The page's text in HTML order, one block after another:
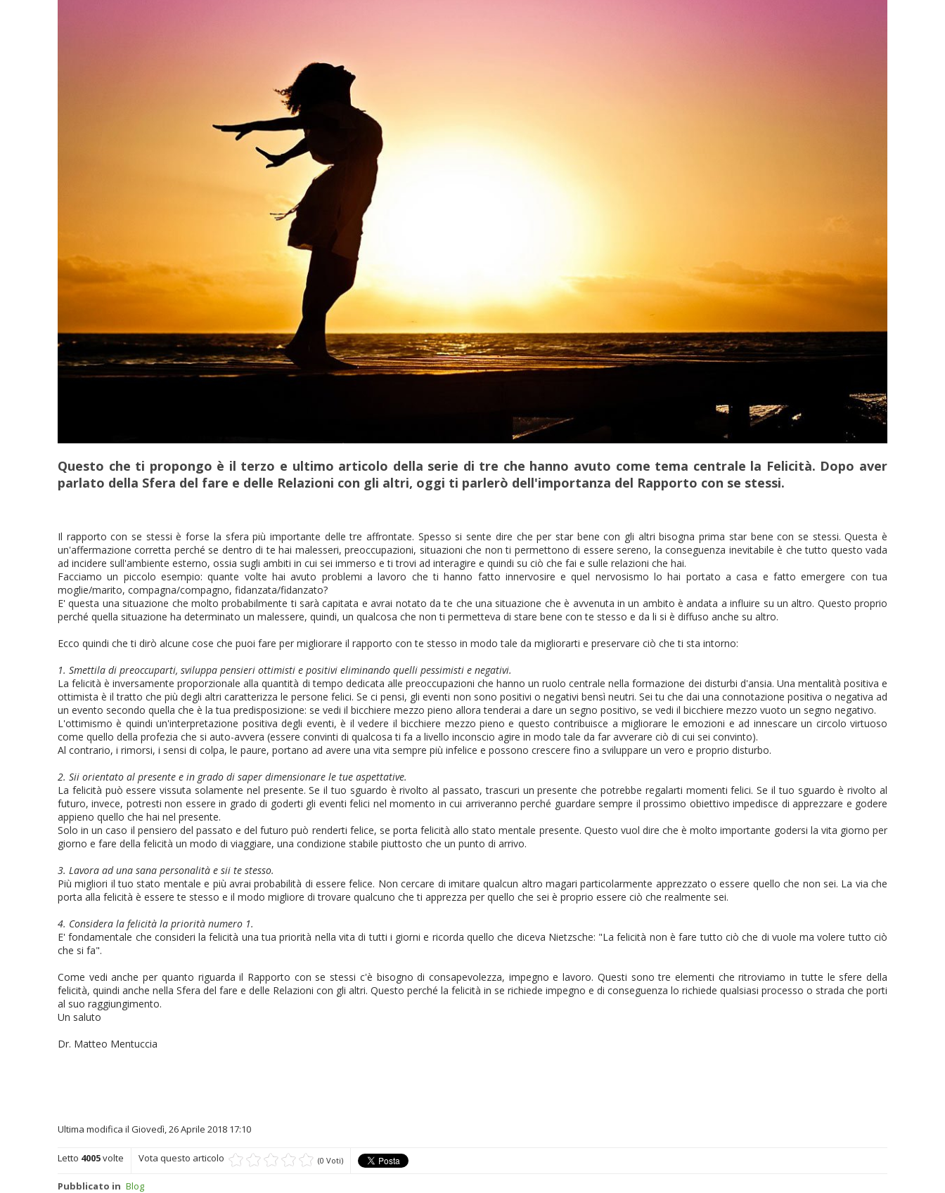
Questo che ti propongo è il terzo e ultimo articolo della serie di tre che hanno avuto come tema centrale la Felicità. Dopo aver
parlato della Sfera del fare e delle Relazioni con gli altri, oggi ti parlerò dell'importanza del Rapporto con se stessi.
Il rapporto con se stessi è forse la sfera più importante delle tre affrontate. Spesso si sente dire che per star bene con gli altri bisogna prima star bene con se stessi. Questa è
un'affermazione corretta perché se dentro di te hai malesseri, preoccupazioni, situazioni che non ti permettono di essere sereno, la conseguenza inevitabile è che tutto questo vada
ad incidere sull'ambiente esterno, ossia sugli ambiti in cui sei immerso e ti trovi ad interagire e quindi su ciò che fai e sulle relazioni che hai.
Facciamo un piccolo esempio: quante volte hai avuto problemi a lavoro che ti hanno fatto innervosire e quel nervosismo lo hai portato a casa e fatto emergere con tua
moglie/marito, compagna/compagno, fidanzata/fidanzato?
E' questa una situazione che molto probabilmente ti sarà capitata e avrai notato da te che una situazione che è avvenuta in un ambito è andata a influire su un altro. Questo proprio
perché quella situazione ha determinato un malessere, quindi, un qualcosa che non ti permetteva di stare bene con te stesso e da li si è diffuso anche su altro.
Ecco quindi che ti dirò alcune cose che puoi fare per migliorare il rapporto con te stesso in modo tale da migliorarti e preservare ciò che ti sta intorno:
1. Smettila di preoccuparti, sviluppa pensieri ottimisti e positivi eliminando quelli pessimisti e negativi.
La felicità è inversamente proporzionale alla quantità di tempo dedicata alle preoccupazioni che hanno un ruolo centrale nella formazione dei disturbi d'ansia. Una mentalità positiva e
ottimista è il tratto che più degli altri caratterizza le persone felici. Se ci pensi, gli eventi non sono positivi o negativi bensì neutri. Sei tu che dai una connotazione positiva o negativa ad
un evento secondo quella che è la tua predisposizione: se vedi il bicchiere mezzo pieno allora tenderai a dare un segno positivo, se vedi il bicchiere mezzo vuoto un segno negativo.
L'ottimismo è quindi un'interpretazione positiva degli eventi, è il vedere il bicchiere mezzo pieno e questo contribuisce a migliorare le emozioni e ad innescare un circolo virtuoso
come quello della profezia che si auto-avvera (essere convinti di qualcosa ti fa a livello inconscio agire in modo tale da far avverare ciò di cui sei convinto).
Al contrario, i rimorsi, i sensi di colpa, le paure, portano ad avere una vita sempre più infelice e possono crescere fino a sviluppare un vero e proprio disturbo.
2. Sii orientato al presente e in grado di saper dimensionare le tue aspettative.
La felicità può essere vissuta solamente nel presente. Se il tuo sguardo è rivolto al passato, trascuri un presente che potrebbe regalarti momenti felici. Se il tuo sguardo è rivolto al
futuro, invece, potresti non essere in grado di goderti gli eventi felici nel momento in cui arriveranno perché guardare sempre il prossimo obiettivo impedisce di apprezzare e godere
appieno quello che hai nel presente.
Solo in un caso il pensiero del passato e del futuro può renderti felice, se porta felicità allo stato mentale presente. Questo vuol dire che è molto importante godersi la vita giorno per
giorno e fare della felicità un modo di viaggiare, una condizione stabile piuttosto che un punto di arrivo.
3. Lavora ad una sana personalità e sii te stesso.
Più migliori il tuo stato mentale e più avrai probabilità di essere felice. Non cercare di imitare qualcun altro magari particolarmente apprezzato o essere quello che non sei. La via che
porta alla felicità è essere te stesso e il modo migliore di trovare qualcuno che ti apprezza per quello che sei è proprio essere ciò che realmente sei.
4. Considera la felicità la priorità numero 1.
E' fondamentale che consideri la felicità una tua priorità nella vita di tutti i giorni e ricorda quello che diceva Nietzsche: "La felicità non è fare tutto ciò che di vuole ma volere tutto ciò
che si fa".
Come vedi anche per quanto riguarda il Rapporto con se stessi c'è bisogno di consapevolezza, impegno e lavoro. Questi sono tre elementi che ritroviamo in tutte le sfere della
felicità, quindi anche nella Sfera del fare e delle Relazioni con gli altri. Questo perché la felicità in se richiede impegno e di conseguenza lo richiede qualsiasi processo o strada che porti
al suo raggiungimento.
Un saluto
Dr. Matteo Mentuccia
Ultima modifica il Giovedì, 26 Aprile 2018 17:10
Letto 4005volte Vota questo articolo (0 Voti)
Pubblicato in Blog